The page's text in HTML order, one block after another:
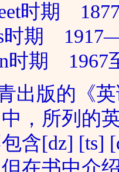
时期
时期
时期 1967
出版的《
，所列的
含[dz] [ts]
在书中介